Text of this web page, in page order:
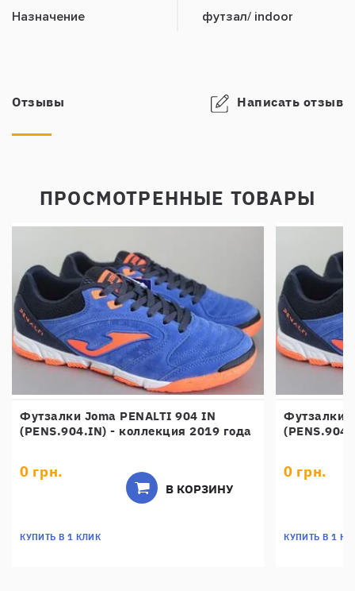
Назначение
футзал/ indoor
Отзывы Написать отзыв
ПРОСМОТРЕННЫЕ ТОВАРЫ
Футзалки Joma PENALTI 904 IN
(PENS.904.IN) - коллекция 2019 года
0 грн.
КУПИТЬ В 1 КЛИК
В КОРЗИНУ
Футзалки
0 грн.
КУПИТЬ В 1